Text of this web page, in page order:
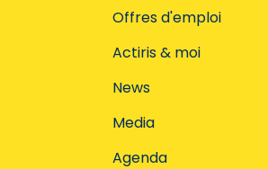
Offres d'emploi
Actiris & moi
News
Media
Agenda